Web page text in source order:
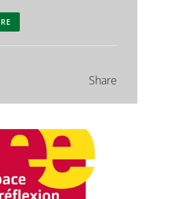
Share